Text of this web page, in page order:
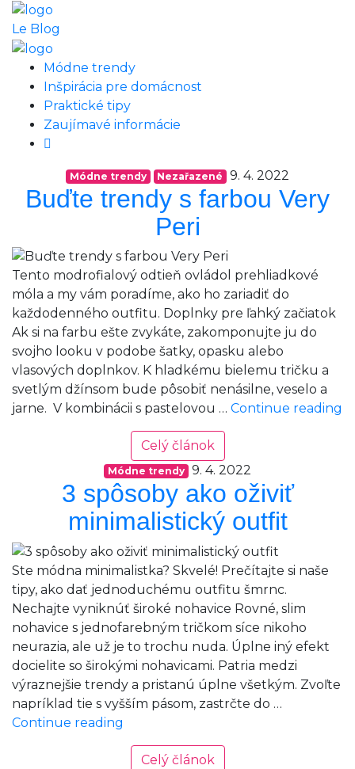
Le Blog
Módne trendy
Inšpirácia pre domácnost
Praktické tipy
Zaujímavé informácie
Módne trendy Nezařazené 9. 4. 2022
Buďte trendy s farbou Very
Peri
Tento modrofialový odtieň ovládol prehliadkové
móla a my vám poradíme, ako ho zariadiť do
každodenného outfitu. Doplnky pre ľahký začiatok
Ak si na farbu ešte zvykáte, zakomponujte ju do
svojho looku v podobe šatky, opasku alebo
vlasových doplnkov. K hladkému bielemu tričku a
svetlým džínsom bude pôsobiť nenásilne, veselo a
jarne. V kombinácii s pastelovou … Continue reading
Celý článok
Módne trendy 9. 4. 2022
3 spôsoby ako oživiť
minimalistický outfit
Ste módna minimalistka? Skvelé! Prečítajte si naše
tipy, ako dať jednoduchému outfitu šmrnc.
Nechajte vyniknúť široké nohavice Rovné, slim
nohavice s jednofarebným tričkom síce nikoho
neurazia, ale už je to trochu nuda. Úplne iný efekt
docielite so širokými nohavicami. Patria medzi
výraznejšie trendy a pristanú úplne všetkým. Zvoľte
napríklad tie s vyšším pásom, zastrčte do …
Continue reading
akoCelý článok